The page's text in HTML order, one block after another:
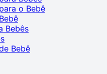
o Bebê
Bebês
Bebê